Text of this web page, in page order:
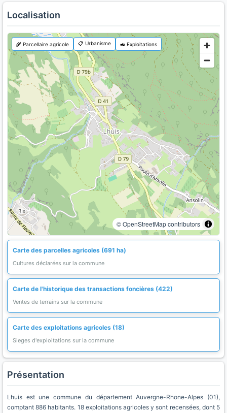
Localisation
© OpenStreetMap contributors
🌾 Parcellaire agricole 📋 Urbanisme 🚜 Exploitations
Carte des parcelles agricoles (691 ha)
Cultures déclarées sur la commune
Carte de l'historique des transactions foncières (422)
Ventes de terrains sur la commune
Carte des exploitations agricoles (18)
Sieges d'exploitations sur la commune
Présentation
Lhuis est une commune du département Auvergne-Rhone-Alpes (01),
comptant 886 habitants. 18 exploitations agricoles y sont recensées, dont 5